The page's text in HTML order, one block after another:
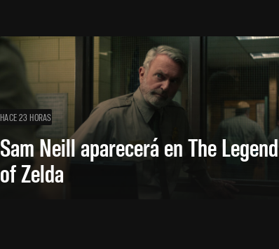
HACE 23 HORAS
Sam Neill aparecerá en The Legend
of Zelda